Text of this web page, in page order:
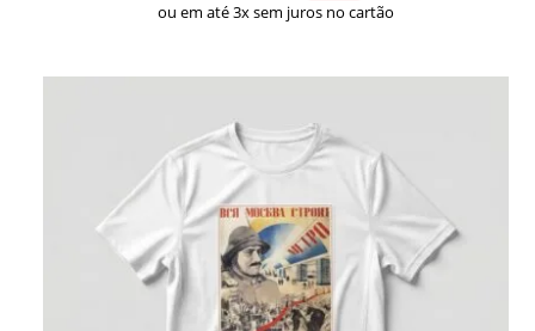
ou em até 3x sem juros no cartão